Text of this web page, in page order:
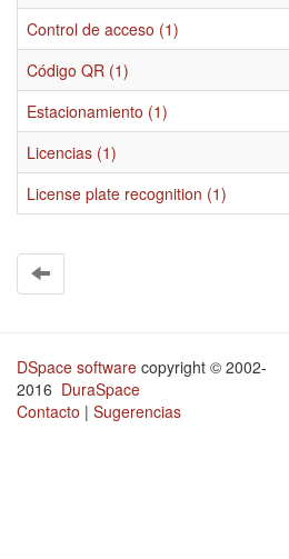
Control de acceso (1)
Código QR (1)
Estacionamiento (1)
Licencias (1)
License plate recognition (1)
DSpace software copyright © 2002-
2016 DuraSpace
Contacto | Sugerencias